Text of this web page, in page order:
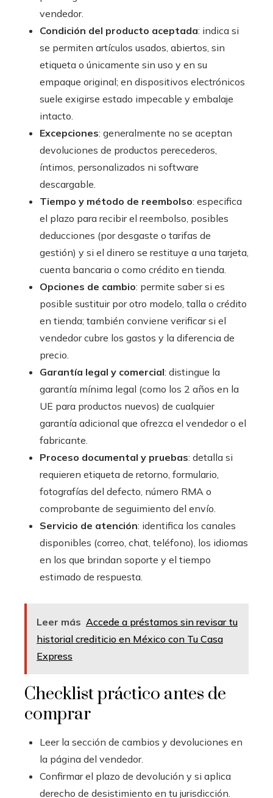
vendedor.
Condición del producto aceptada: indica si
se permiten artículos usados, abiertos, sin
etiqueta o únicamente sin uso y en su
empaque original; en dispositivos electrónicos
suele exigirse estado impecable y embalaje
intacto.
Excepciones: generalmente no se aceptan
devoluciones de productos perecederos,
íntimos, personalizados ni software
descargable.
Tiempo y método de reembolso: especifica
el plazo para recibir el reembolso, posibles
deducciones (por desgaste o tarifas de
gestión) y si el dinero se restituye a una tarjeta,
cuenta bancaria o como crédito en tienda.
Opciones de cambio: permite saber si es
posible sustituir por otro modelo, talla o crédito
en tienda; también conviene verificar si el
vendedor cubre los gastos y la diferencia de
precio.
Garantía legal y comercial: distingue la
garantía mínima legal (como los 2 años en la
UE para productos nuevos) de cualquier
garantía adicional que ofrezca el vendedor o el
fabricante.
Proceso documental y pruebas: detalla si
requieren etiqueta de retorno, formulario,
fotografías del defecto, número RMA o
comprobante de seguimiento del envío.
Servicio de atención: identifica los canales
disponibles (correo, chat, teléfono), los idiomas
en los que brindan soporte y el tiempo
estimado de respuesta.
Leer más Accede a préstamos sin revisar tu
historial crediticio en México con Tu Casa
Express
Checklist práctico antes de
comprar
Leer la sección de cambios y devoluciones en
la página del vendedor.
Confirmar el plazo de devolución y si aplica
derecho de desistimiento en tu jurisdicción.